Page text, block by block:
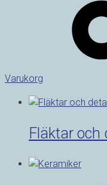
Varukorg
Fläktar och